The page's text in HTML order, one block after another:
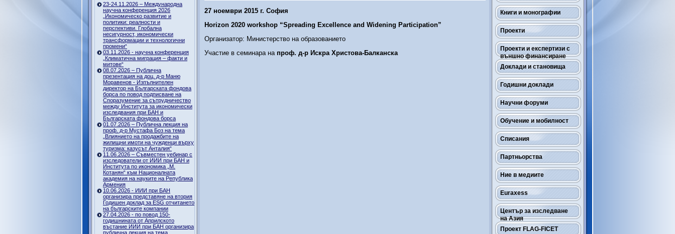
Книги и монографии
Проекти
Проекти и експертизи с
външно финансиране
Доклади и становища
Годишни доклади
Научни форуми
Обучение и мобилност
Списания
Партньорства
Ние в медиите
Euraxess
Център за изследване
на Азия
Проект FLAG-FICET
23-24.11.2026 – Международна
научна конференция 2026
„Икономическо развитие и
политики: реалности и
перспективи. Глобална
несигурност, икономически
трансформации и технологични
промени“
03.11.2026 - научна конференция
„Климатична миграция – факти и
митове“
08.07.2026 – Публична
презентация на доц. д-р Маню
Моравенов - Изпълнителен
директор на Българската фондова
борса по повод подписване на
Споразумение за сътрудничество
между Института за икономически
изследвания при БАН и
Българската фондова борса
01.07.2026 – Публична лекция на
проф. д-р Мустафа Боз на тема
„Влиянието на продажбите на
жилищни имоти на чужденци върху
туризма: казусът Анталия“
11.06.2026 – Съвместен уебинар с
изследователи от ИИИ при БАН и
Института по икономика „М.
Котанян“ към Националната
академия на науките на Република
Армения
10.06.2026 - ИИИ при БАН
организира представяне на втория
Годишен доклад за ESG отчитането
на българските компании
27.04.2026 - по повод 150-
годишнината от Априлското
въстание ИИИ при БАН организира
публична лекция на тема
27 ноември 2015 г. София
Horizon 2020 workshop “Spreading Excellence and Widening Participation”
Организатор: Министерство на образованието
Участие в семинара напроф. д-р Искра Христова-Балканска